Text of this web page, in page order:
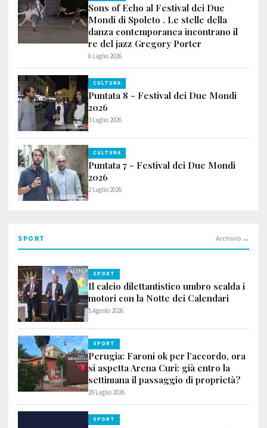
Sons of Echo al Festival dei Due
Mondi di Spoleto . Le stelle della
danza contemporanea incontrano il
re del jazz Gregory Porter
8 Luglio 2026
CULTURA
Puntata 8 - Festival dei Due Mondi
2026
3 Luglio 2026
CULTURA
Puntata 7 - Festival dei Due Mondi
2026
2 Luglio 2026
SPORT Archivio →
SPORT
Il calcio dilettantistico umbro scalda i
motori con la Notte dei Calendari
5 Agosto 2026
SPORT
Perugia: Faroni ok per l’accordo, ora
si aspetta Arena Curi: già entro la
settimana il passaggio di proprietà?
29 Luglio 2026
SPORT